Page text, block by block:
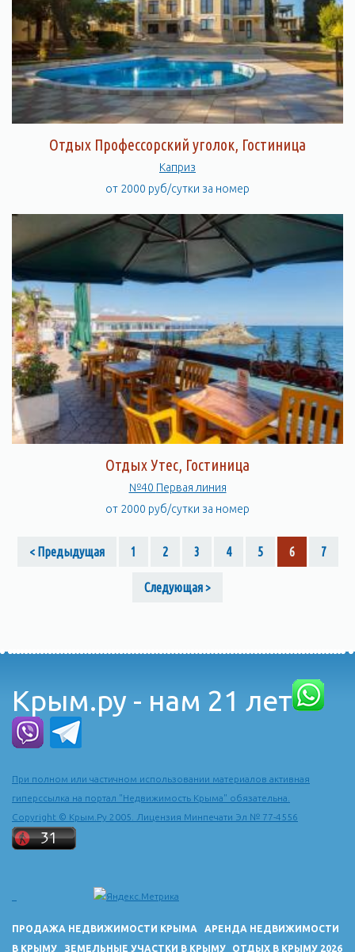
Отдых Профессорский уголок, Гостиница
Каприз
от 2000 руб/сутки за номер
Отдых Утес, Гостиница
№40 Первая линия
от 2000 руб/сутки за номер
< Предыдущая 1 2 3 4 5 6 7
Следующая >
Крым.ру - нам 21 лет
При полном или частичном использовании материалов активная
гиперссылка на портал "Недвижимость Крыма" обязательна.
Copyright © Крым.Ру 2005. Лицензия Минпечати Эл № 77-4556
ПРОДАЖА НЕДВИЖИМОСТИ КРЫМА
АРЕНДА НЕДВИЖИМОСТИ
В КРЫМУ
ЗЕМЕЛЬНЫЕ УЧАСТКИ В КРЫМУ ОТДЫХ В КРЫМУ 2026